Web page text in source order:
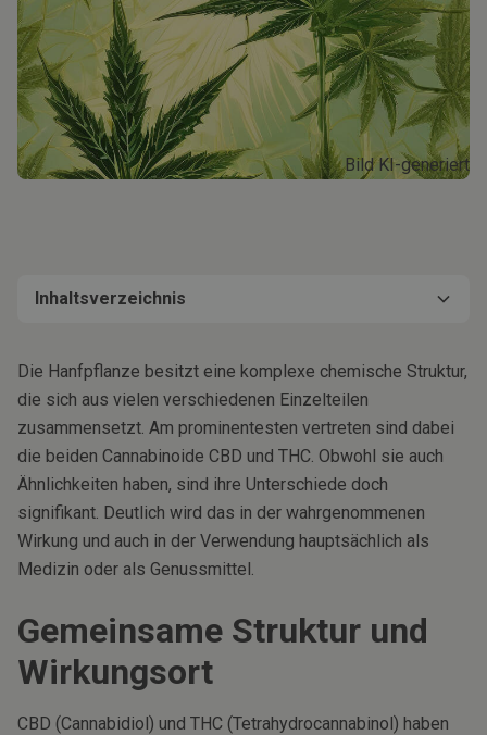
Bild KI-generiert
Inhaltsverzeichnis
Die Hanfpflanze besitzt eine komplexe chemische Struktur,
die sich aus vielen verschiedenen Einzelteilen
zusammensetzt. Am prominentesten vertreten sind dabei
die beiden Cannabinoide CBD und THC. Obwohl sie auch
Ähnlichkeiten haben, sind ihre Unterschiede doch
signifikant. Deutlich wird das in der wahrgenommenen
Wirkung und auch in der Verwendung hauptsächlich als
Medizin oder als Genussmittel.
Gemeinsame Struktur und
Wirkungsort
CBD (Cannabidiol) und THC (Tetrahydrocannabinol) haben